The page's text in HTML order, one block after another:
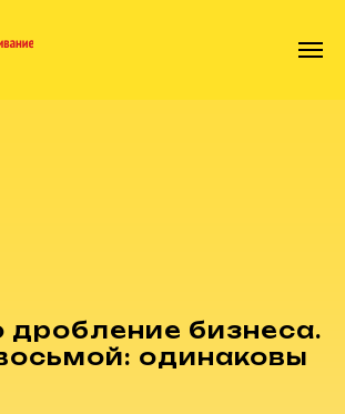
дробление бизнеса.
одинаковы